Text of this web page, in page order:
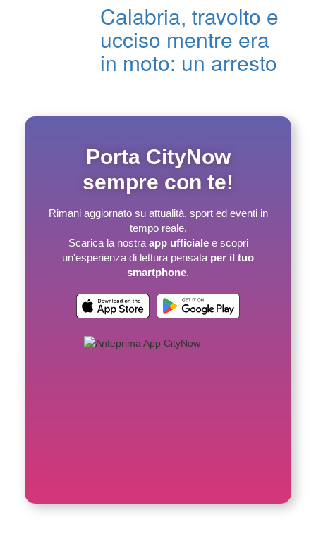
Calabria, travolto e
ucciso mentre era
in moto: un arresto
Porta CityNow
sempre con te!
Rimani aggiornato su attualità, sport ed eventi in
tempo reale.
Scarica la nostra app ufficialee scopri
un'esperienza di lettura pensata per il tuo
smartphone.